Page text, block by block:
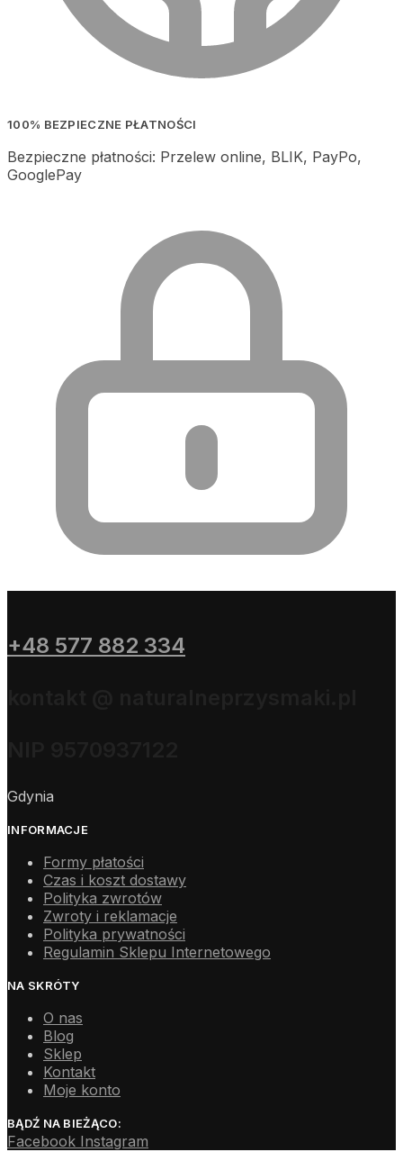
100% BEZPIECZNE PŁATNOŚCI
Bezpieczne płatności: Przelew online, BLIK, PayPo,
GooglePay
+48 577 882 334
Gdynia
INFORMACJE
Formy płatości
Czas i koszt dostawy
Polityka zwrotów
Zwroty i reklamacje
Polityka prywatności
Regulamin Sklepu Internetowego
NA SKRÓTY
O nas
Blog
Sklep
Kontakt
Moje konto
BĄDŹ NA BIEŻĄCO:
Facebook Instagram